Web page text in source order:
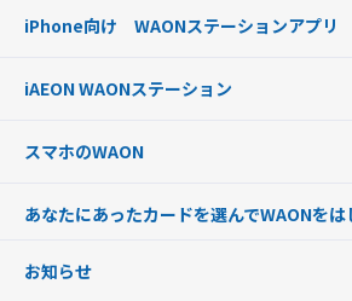
オートチャージ
ポイントからチャージする
チャージ上限金額の変更について
WAONネットステーションWAON端末について
iPhone向け WAONステーションアプリ
iAEON WAONステーション
スマホのWAON
あなたにあったカードを選んでWAONをは
フードバンク応援WAON
お知らせ